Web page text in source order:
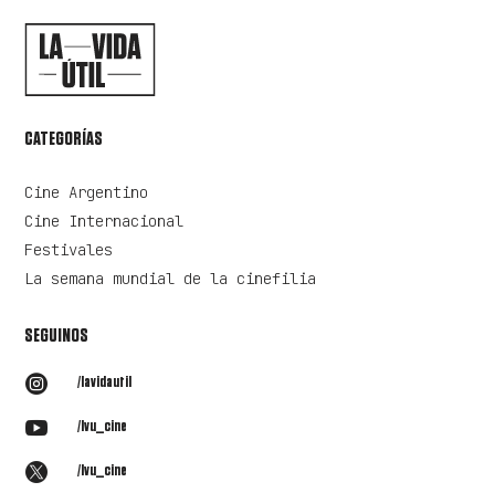
CATEGORÍAS
Cine Argentino
Cine Internacional
Festivales
La semana mundial de la cinefilia
SEGUINOS
 /lavidautil
 /lvu_cine
 /lvu_cine